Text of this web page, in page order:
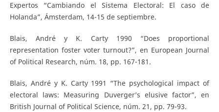
Expertos “Cambiando el Sistema Electoral: El caso de
Holanda”, Ámsterdam, 14-15 de septiembre.
Blais, André y K. Carty 1990 “Does proportional
representation foster voter turnout?”, en European Journal
of Political Research, núm. 18, pp. 167-181.
Blais, André y K. Carty 1991 “The psychological impact of
electoral laws: Measuring Duverger’s elusive factor”, en
British Journal of Political Science, núm. 21, pp. 79-93.